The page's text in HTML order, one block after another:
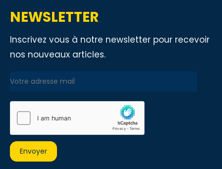
NEWSLETTER
Inscrivez vous à notre newsletter pour recevoir
nos nouveaux articles.